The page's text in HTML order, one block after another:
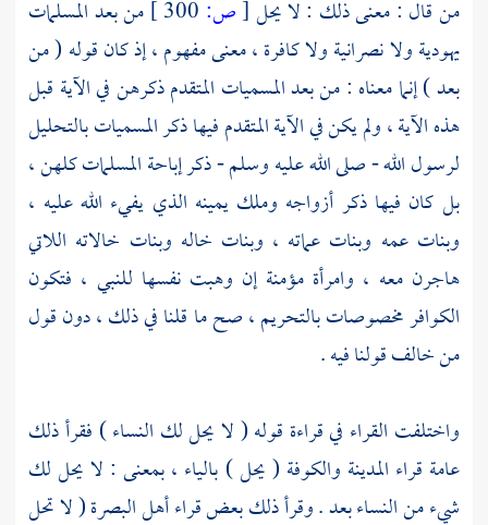
من قال : معنى ذلك : لا يحل[ص:
من بعد المسلمات
يهودية ولا نصرانية ولا كافرة ، معنى مفهوم ، إذ كان قوله ( من
بعد ) إنما معناه : من بعد المسميات المتقدم ذكرهن في الآية قبل
هذه الآية ، ولم يكن في الآية المتقدم فيها ذكر المسميات بالتحليل
لرسول الله - صلى الله عليه وسلم - ذكر إباحة المسلمات كلهن ،
بل كان فيها ذكر أزواجه وملك يمينه الذي يفيء الله عليه ،
وبنات عمه وبنات عماته ، وبنات خاله وبنات خالاته اللاتي
هاجرن معه ، وامرأة مؤمنة إن وهبت نفسها للنبي ، فتكون
الكوافر مخصوصات بالتحريم ، صح ما قلنا في ذلك ، دون قول
من خالف قولنا فيه .
واختلفت القراء في قراءة قوله ( لا يحل لك النساء ) فقرأ ذلك
عامة قراء المدينة والكوفة ( يحل ) بالياء ، بمعنى : لا يحل لك
شيء من النساء بعد . وقرأ ذلك بعض قراءأهل البصرة( لا تحل